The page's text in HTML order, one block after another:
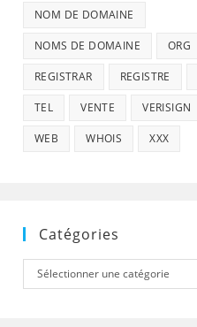
NOM DE DOMAINE
NOMS DE DOMAINE ORG
REGISTRAR REGISTRE
TEL VENTE VERISIGN
WEB WHOIS XXX
Catégories
Catégories
Sélectionner une catégorie